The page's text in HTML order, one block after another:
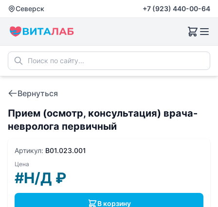
Северск +7 (923) 440-00-64
Вернуться
Прием (осмотр, консультация) врача-
невролога первичный
Артикул: B01.023.001
Цена
#Н/Д ₽
В корзину